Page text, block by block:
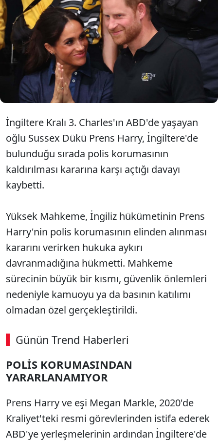
Prens Harry, İngiltere'deyken polis
korumasının kaldırılması kararına
karşı açtığı davayı kaybetti.
İngiltere Kralı 3. Charles'ın ABD'de yaşayan
oğlu Sussex Dükü Prens Harry, İngiltere'de
bulunduğu sırada polis korumasının
kaldırılması kararına karşı açtığı davayı
kaybetti.
Yüksek Mahkeme, İngiliz hükümetinin Prens
Harry'nin polis korumasının elinden alınması
kararını verirken hukuka aykırı
davranmadığına hükmetti. Mahkeme
sürecinin büyük bir kısmı, güvenlik önlemleri
nedeniyle kamuoyu ya da basının katılımı
olmadan özel gerçekleştirildi.
Günün Trend Haberleri
SÖZCÜ SON DAKİKA
POLİS KORUMASINDAN
YARARLANAMIYOR
Prens Harry ve eşi Megan Markle, 2020'de
Kraliyet'teki resmi görevlerinden istifa ederek
ABD'ye yerleşmelerinin ardından İngiltere'de